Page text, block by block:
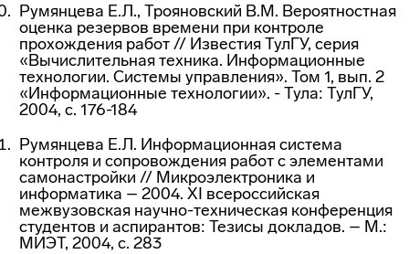
Румянцева Е.Л., Трояновский В.М. Вероятностная
оценка резервов времени при контроле
прохождения работ // Известия ТулГУ, серия
«Вычислительная техника. Информационные
технологии. Системы управления». Том 1, вып. 2
«Информационные технологии». - Тула: ТулГУ,
2004, с. 176-184
Румянцева Е.Л. Информационная система
контроля и сопровождения работ с элементами
самонастройки // Микроэлектроника и
информатика – 2004. XI всероссийская
межвузовская научно-техническая конференция
студентов и аспирантов: Тезисы докладов. – М.:
МИЭТ, 2004, с. 283